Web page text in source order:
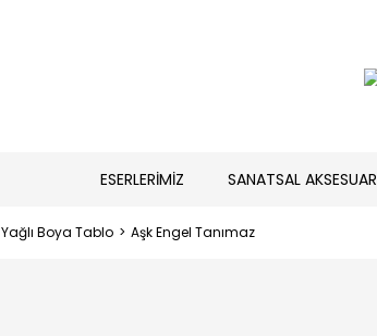
ESERLERİMİZ SANATSAL AKSESUAR
Yağlı Boya Tablo Aşk Engel Tanımaz